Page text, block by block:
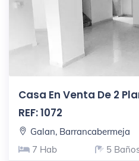
Casa En Venta De 2
REF: 1072
Galan, Barrancabermeja
7 Hab
5